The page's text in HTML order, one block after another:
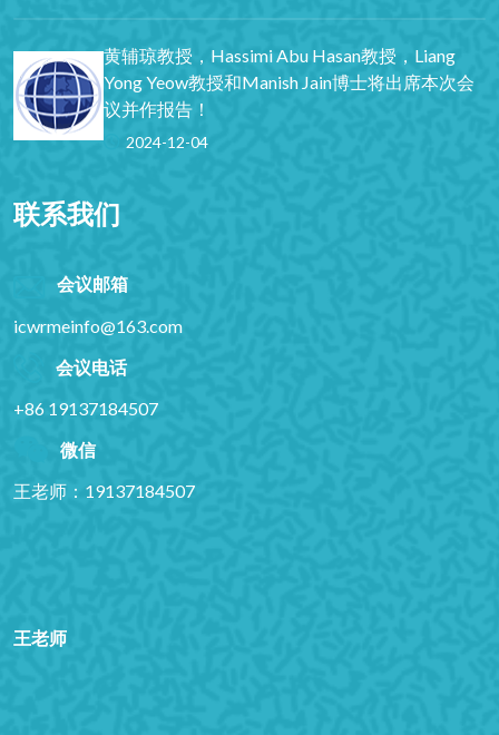
黄辅琼教授，Hassimi Abu Hasan教授，Liang
Yong Yeow教授和Manish Jain博士将出席本次会
议并作报告！
2024-12-04
联系我们
会议邮箱
icwrmeinfo@163.com
会议电话
+86 19137184507
微信
王老师：19137184507
王老师